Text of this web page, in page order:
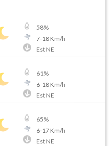
58%
7-18Km/h
Est NE
61%
6-18Km/h
Est NE
65%
6-17Km/h
Est NE